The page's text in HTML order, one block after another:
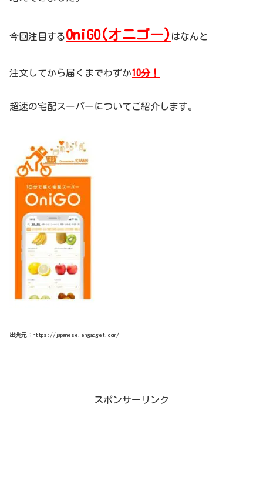
今回注目するOniGO(オニゴー) はなんと
注文してから届くまでわずか10分！
超速の宅配スーパーについてご紹介します。
出典元：https://japanese.engadget.com/
スポンサーリンク